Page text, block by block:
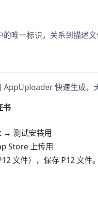
唯一标识，关系到描述
快速生成，
书
→ 测试安装用
Store 上传用
文件），保存 P12 文件